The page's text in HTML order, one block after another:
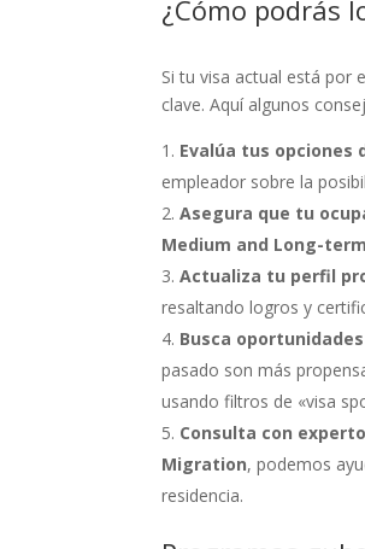
¿Cómo podrás
Si tu visa actual está por
clave. Aquí algunos
Evalúa tus opciones
empleador sobre la
Asegura que tu
Medium and Long-
Actualiza tu perfil
resaltando logros y
Busca
pasado son más
usando filtros de «visa
Consulta con
Migration, podemos
residencia.